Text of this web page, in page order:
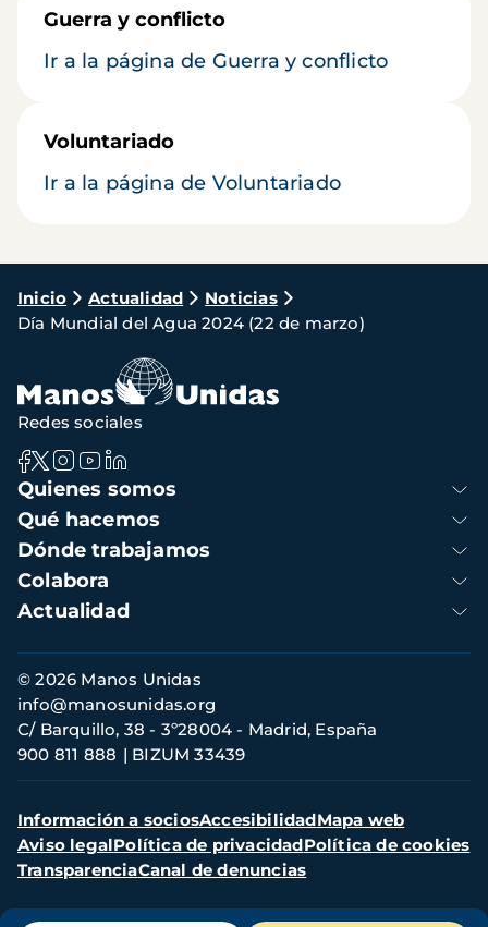
Guerra y conflicto
Ir a la página de Guerra y conflicto
Voluntariado
Ir a la página de Voluntariado
Ruta
de
navegación
Inicio Actualidad
Noticias
Día Mundial del Agua 2024 (22 de marzo)
Navegación
principal
Quienes somos
Qué hacemos
Dónde trabajamos
Colabora
Actualidad
Redes sociales
Información
de
contacto
© 2026 Manos Unidas
C/ Barquillo, 38 - 3º28004 - Madrid, España
900 811 888
BIZUM 33439
info@manosunidas.org
Menú
secundario
Información a sociosAccesibilidadMapa web
Aviso legalPolítica de privacidadPolítica de cookies
TransparenciaCanal de denuncias